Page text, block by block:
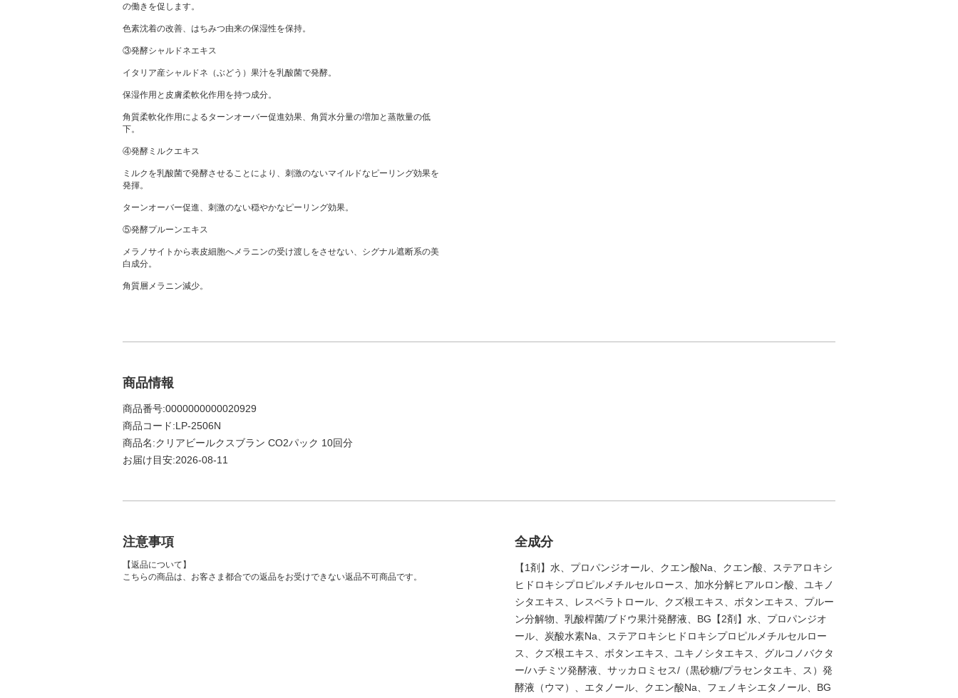
の働きを促します。
色素沈着の改善、はちみつ由来の保湿性を保持。
③発酵シャルドネエキス
イタリア産シャルドネ（ぶどう）果汁を乳酸菌で発酵。
保湿作用と皮膚柔軟化作用を持つ成分。
角質柔軟化作用によるターンオーバー促進効果、角質水分量の増加と蒸散量の低
下。
④発酵ミルクエキス
ミルクを乳酸菌で発酵させることにより、刺激のないマイルドなピーリング効果を
発揮。
ターンオーバー促進、刺激のない穏やかなピーリング効果。
⑤発酵プルーンエキス
メラノサイトから表皮細胞へメラニンの受け渡しをさせない、シグナル遮断系の美
白成分。
角質層メラニン減少。
商品情報
商品番号:0000000000020929
商品コード:LP-2506N
商品名:クリアビールクスブラン CO2パック 10回分
お届け目安:2026-08-11
注意事項
【返品について】
こちらの商品は、お客さま都合での返品をお受けできない返品不可商品です。
全成分
【1剤】水、プロパンジオール、クエン酸Na、クエン酸、ステアロキシ
ヒドロキシプロピルメチルセルロース、加水分解ヒアルロン酸、ユキノ
シタエキス、レスベラトロール、クズ根エキス、ボタンエキス、プルー
ン分解物、乳酸桿菌/ブドウ果汁発酵液、BG【2剤】水、プロパンジオ
ール、炭酸水素Na、ステアロキシヒドロキシプロピルメチルセルロー
ス、クズ根エキス、ボタンエキス、ユキノシタエキス、グルコノバクタ
ー/ハチミツ発酵液、サッカロミセス/（黒砂糖/プラセンタエキ、ス）発
酵液（ウマ）、エタノール、クエン酸Na、フェノキシエタノール、BG